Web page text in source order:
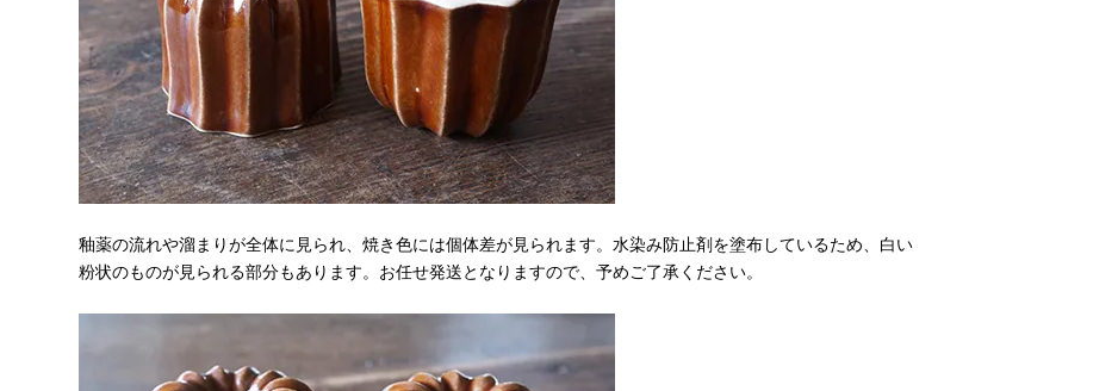
釉薬の流れや溜まりが全体に見られ、焼き色には個体差が見られます。水染み防止剤を塗布しているため、白い
粉状のものが見られる部分もあります。お任せ発送となりますので、予めご了承ください。